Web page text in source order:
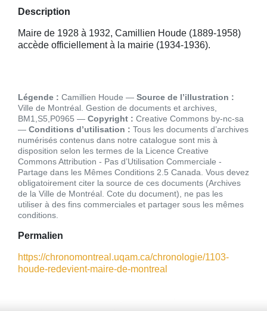
Description
Maire de 1928 à 1932, Camillien Houde (1889-1958)
accède officiellement à la mairie (1934-1936).
Légende : Camillien Houde
Source de l’illustration :
Ville de Montréal. Gestion de documents et archives,
BM1,S5,P0965
Copyright : Creative Commons by-nc-sa
Conditions d’utilisation : Tous les documents d’archives
numérisés contenus dans notre catalogue sont mis à
disposition selon les termes de la Licence Creative
Commons Attribution - Pas d’Utilisation Commerciale -
Partage dans les Mêmes Conditions 2.5 Canada. Vous devez
obligatoirement citer la source de ces documents (Archives
de la Ville de Montréal. Cote du document), ne pas les
utiliser à des fins commerciales et partager sous les mêmes
conditions
Permalien
https://chronomontreal.uqam.ca/chronologie/1103-
houde-redevient-maire-de-montreal